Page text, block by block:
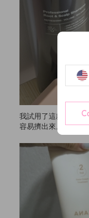
我試用了這款洗髮精
容易擠出來。有些洗
癢，但用ANAZE這
真的很滿意！